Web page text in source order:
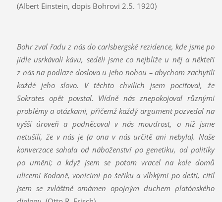
(Albert Einstein, dopis Bohrovi 2.5. 1920)
Bohr zval řadu z nás do carlsbergské rezidence, kde jsme po
jídle usrkávali kávu, seděli jsme co nejblíže u něj a někteří
z nás na podlaze doslova u jeho nohou – abychom zachytili
každé jeho slovo. V těchto chvílích jsem pociťoval, že
Sokrates opět povstal. Vlídně nás znepokojoval různými
problémy a otázkami, přičemž každý argument pozvedal na
vyšší úroveň a podněcoval v nás moudrost, o níž jsme
netušili, že v nás je (a ona v nás určitě ani nebyla). Naše
konverzace sahala od náboženství po genetiku, od politiky
po umění; a když jsem se potom vracel na kole domů
ulicemi Kodaně, vonícími po šeříku a vlhkými po dešti, cítil
jsem se zvláštně omámen opojným duchem platónského